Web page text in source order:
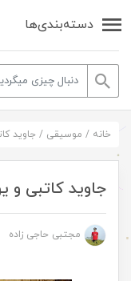
دسته‌بندی‌ها
خانه / موسیقی / جاوید
جاوید کاتبی
مجتبی حاجی زاده